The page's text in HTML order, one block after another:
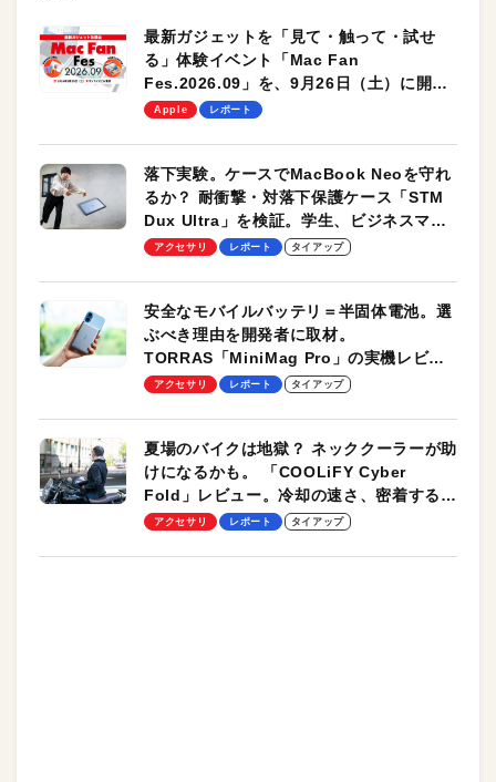
最新ガジェットを「見て・触って・試せ
る」体験イベント「Mac Fan
Fes.2026.09」を、9月26日（土）に開催
します！
Apple レポート
落下実験。ケースでMacBook Neoを守れ
るか？ 耐衝撃・対落下保護ケース「STM
Dux Ultra」を検証。学生、ビジネスマン
のモバイルユースに最適！
アクセサリ レポート タイアップ
安全なモバイルバッテリ＝半固体電池。選
ぶべき理由を開発者に取材。
TORRAS「MiniMag Pro」の実機レビュ
ーも
アクセサリ レポート タイアップ
夏場のバイクは地獄？ ネッククーラーが助
けになるかも。 「COOLiFY Cyber
Fold」レビュー。冷却の速さ、密着する冷
却プレート、シンプルな操作性がグッド！
アクセサリ レポート タイアップ